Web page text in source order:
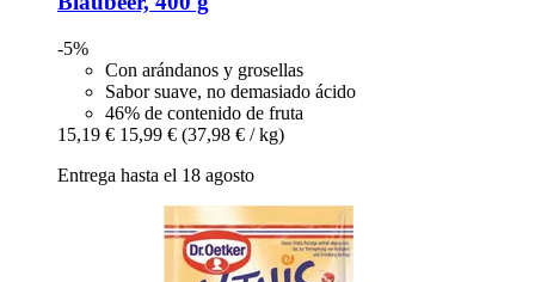
-5%
Con arándanos y grosellas
Sabor suave, no demasiado ácido
46% de contenido de fruta
15,19 € 15,99 € (37,98 € / kg)
Entrega hasta el 18 agosto